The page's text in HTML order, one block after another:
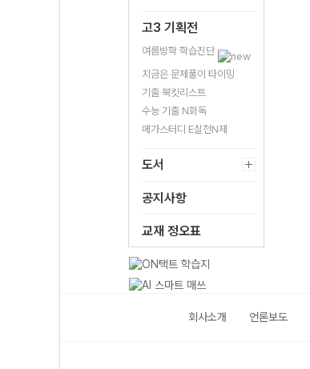
고3 기획전
여름방학 학습진단
지금은 문제풀이 타이밍
기출 북킷리스트
수능 기출 N회독
메가스터디 E실전N제
도서
공지사항
교재 정오표
회사소개 언론보도